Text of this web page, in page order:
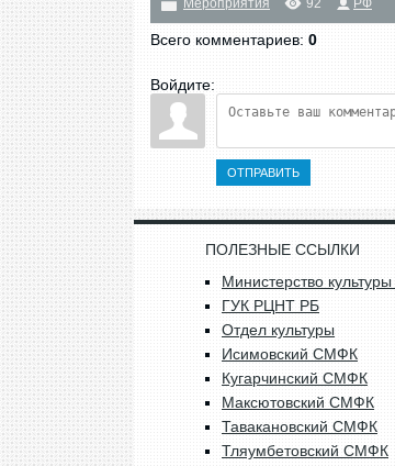
Мероприятия 92 РФ
Всего комментариев: 0
Войдите:
ОТПРАВИТЬ
ПОЛЕЗНЫЕ ССЫЛКИ
Министерство
ГУК РЦНТ РБ
Отдел культуры
Исимовский СМФК
Кугарчинский СМФК
Максютовский СМФК
Тавакановский СМФК
Тляумбетовский СМФК